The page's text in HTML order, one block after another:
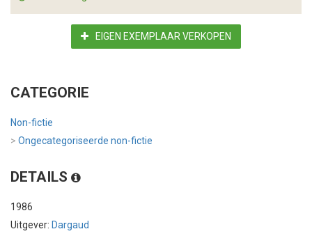
EIGEN EXEMPLAAR VERKOPEN
CATEGORIE
Non-fictie
> Ongecategoriseerde non-fictie
DETAILS
1986
Uitgever: Dargaud